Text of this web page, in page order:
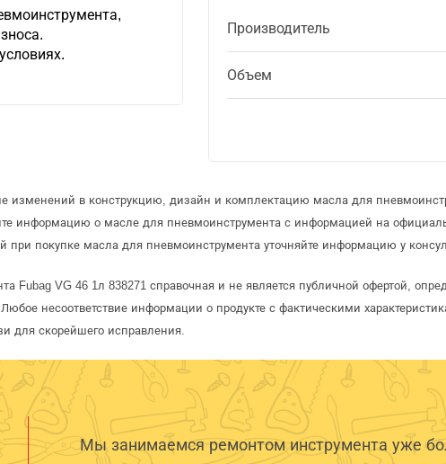
Производитель
Объем
изменений в конструкцию, дизайн и комплектацию масла для
информацию о масле для пневмоинструмента с информацией на
покупке масла для пневмоинструмента уточняйте информацию у
Fubag VG 46 1л 838271 справочная и не является публичной офертой,
несоответствие информации о продукте с фактическими
для скорейшего исправления.
Мы занимаемся ремонтом инструмента уже